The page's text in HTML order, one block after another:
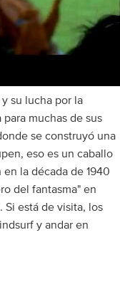
su lucha por la
muchas de sus
se construyó una
eso es un caballo
la década de 1940
del fantasma" en
Si está de visita, los
y andar en